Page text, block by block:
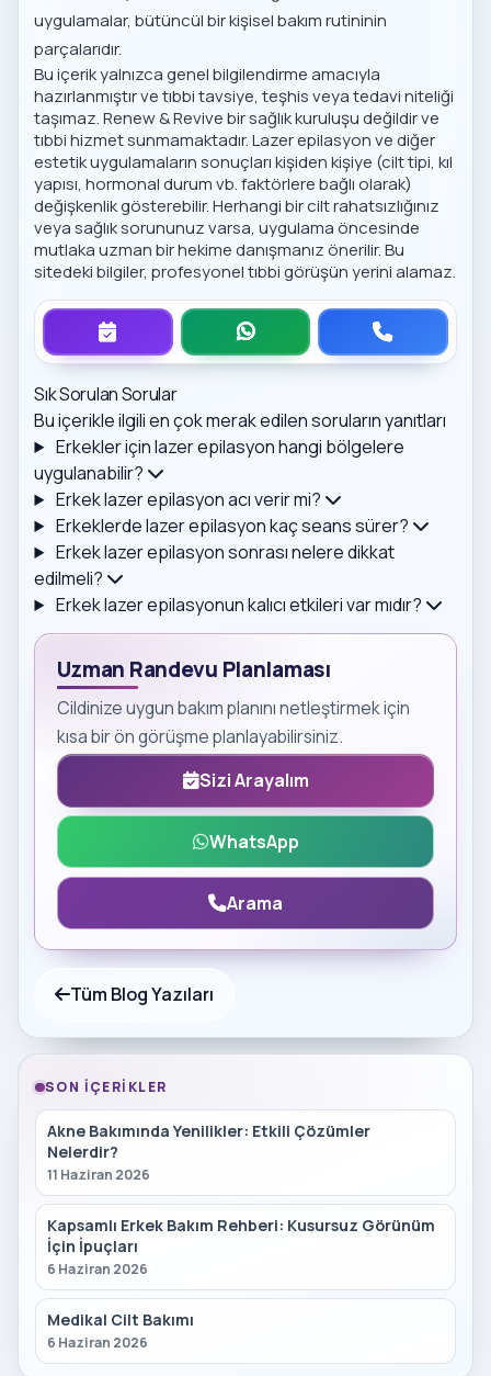
uygulamalar, bütüncül bir kişisel bakım rutininin
parçalarıdır.
Bu içerik yalnızca genel bilgilendirme amacıyla
hazırlanmıştır ve tıbbi tavsiye, teşhis veya tedavi niteliği
taşımaz. Renew & Revive bir sağlık kuruluşu değildir ve
tıbbi hizmet sunmamaktadır. Lazer epilasyon ve diğer
estetik uygulamaların sonuçları kişiden kişiye (cilt tipi, kıl
yapısı, hormonal durum vb. faktörlere bağlı olarak)
değişkenlik gösterebilir. Herhangi bir cilt rahatsızlığınız
veya sağlık sorununuz varsa, uygulama öncesinde
mutlaka uzman bir hekime danışmanız önerilir. Bu
sitedeki bilgiler, profesyonel tıbbi görüşün yerini alamaz.
Sık Sorulan Sorular
Bu içerikle ilgili en çok merak edilen soruların yanıtları
Erkekler için lazer epilasyon hangi bölgelere
uygulanabilir?
Erkek lazer epilasyon acı verir mi?
Erkeklerde lazer epilasyon kaç seans sürer?
Erkek lazer epilasyon sonrası nelere dikkat
edilmeli?
Erkek lazer epilasyonun kalıcı etkileri var mıdır?
Uzman Randevu Planlaması
Cildinize uygun bakım planını netleştirmek için
kısa bir ön görüşme planlayabilirsiniz.
Sizi Arayalım
WhatsApp
Arama
Tüm Blog Yazıları
SON İÇERIKLER
Akne Bakımında Yenilikler: Etkili Çözümler
Nelerdir?
11 Haziran 2026
Kapsamlı Erkek Bakım Rehberi: Kusursuz Görünüm
İçin İpuçları
6 Haziran 2026
Medikal Cilt Bakımı
6 Haziran 2026